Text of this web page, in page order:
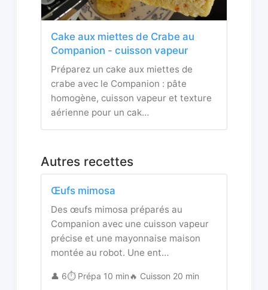
Cake aux miettes de Crabe au
Companion - cuisson vapeur
Préparez un cake aux miettes de
crabe avec le Companion : pâte
homogène, cuisson vapeur et texture
aérienne pour un cak…
Autres recettes
Œufs mimosa
Des œufs mimosa préparés au
Companion avec une cuisson vapeur
précise et une mayonnaise maison
montée au robot. Une ent…
👤 6⏱️ Prépa 10 min🔥 Cuisson 20 min